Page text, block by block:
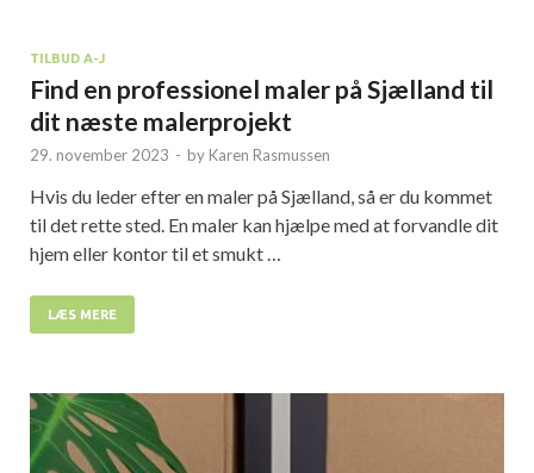
TILBUD A-J
Find en professionel maler på Sjælland til
dit næste malerprojekt
29. november 2023 - by Karen Rasmussen
Hvis du leder efter en maler på Sjælland, så er du kommet
til det rette sted. En maler kan hjælpe med at forvandle dit
hjem eller kontor til et smukt …
LÆS MERE